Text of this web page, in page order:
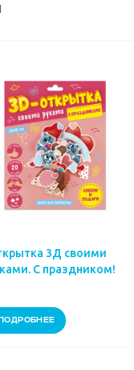
3Д своими
С праздником!